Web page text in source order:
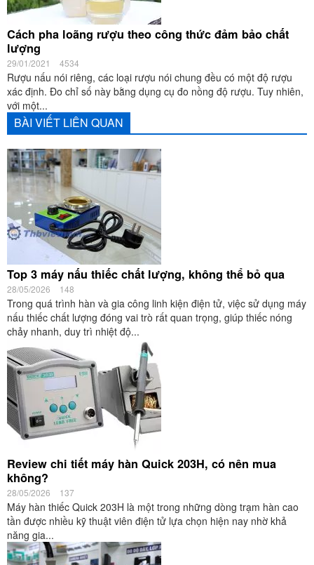
Cách pha loãng rượu theo công thức đảm bảo chất
lượng
29/01/2021 4534
Rượu nấu nói riêng, các loại rượu nói chung đều có một độ rượu
xác định. Đo chỉ số này bằng dụng cụ đo nồng độ rượu. Tuy nhiên,
với một...
BÀI VIẾT LIÊN QUAN
Top 3 máy nấu thiếc chất lượng, không thể bỏ qua
28/05/2026 148
Trong quá trình hàn và gia công linh kiện điện tử, việc sử dụng máy
nấu thiếc chất lượng đóng vai trò rất quan trọng, giúp thiếc nóng
chảy nhanh, duy trì nhiệt độ...
Review chi tiết máy hàn Quick 203H, có nên mua
không?
28/05/2026 137
Máy hàn thiếc Quick 203H là một trong những dòng trạm hàn cao
tần được nhiều kỹ thuật viên điện tử lựa chọn hiện nay nhờ khả
năng gia...